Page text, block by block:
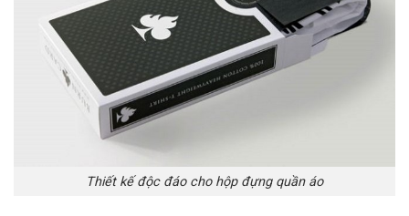
Thiết kế độc đáo cho hộp đựng quần áo